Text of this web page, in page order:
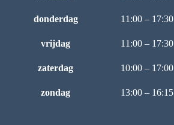
donderdag 11:00 – 17:30
vrijdag 11:00 – 17:30
zaterdag 10:00 – 17:00
zondag 13:00 – 16:15